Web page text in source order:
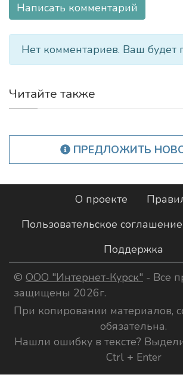
Написать комментарий
Нет комментариев. Ваш будет
Читайте также
ПРЕДЛОЖИТЬ
О проекте
Пользовательское соглашение
Поддержка
© ООО "Интернет-Курск" - Все
защищены 2026г.
При копировании материалов,
обязательна.
Нашли ошибку в тексте?
Ctrl + Enter